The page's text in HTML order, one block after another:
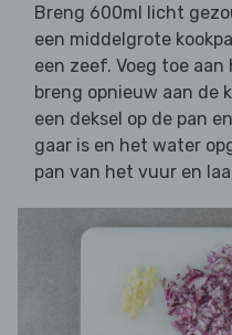
Breng 600ml licht
een middelgrote
een zeef. Voeg toe
breng opnieuw aan de
een deksel op de pan
gaar is en het water
pan van het vuur en